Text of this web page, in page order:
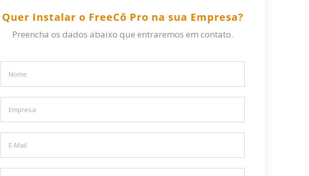
Quer Instalar o FreeCô Pro na sua Empresa?
Preencha os dados abaixo que entraremos em contato.